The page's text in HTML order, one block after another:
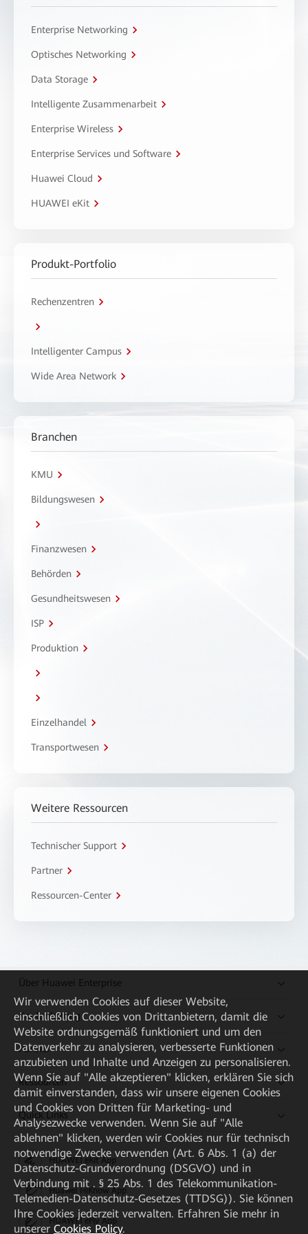
Enterprise Networking
Optisches Networking
Data Storage
Intelligente Zusammenarbeit
Enterprise Wireless
Enterprise Services und Software
Huawei Cloud
HUAWEI eKit
Produkt-Portfolio
Rechenzentren
Intelligenter Campus
Wide Area Network
Branchen
KMU
Bildungswesen
Finanzwesen
Behörden
Gesundheitswesen
ISP
Produktion
Einzelhandel
Transportwesen
Weitere Ressourcen
Technischer Support
Partner
Ressourcen-Center
Über Huawei Enterprise
Kaufanleitung
Partner
Ressourcen
Quick Links
HUAWEI eKit App
Huawei HiKnow App
HUAWEI eFly App
Wir verwenden Cookies auf dieser Website,
einschließlich Cookies von Drittanbietern, damit die
Website ordnungsgemäß funktioniert und um den
Datenverkehr zu analysieren, verbesserte Funktionen
anzubieten und Inhalte und Anzeigen zu personalisieren.
Wenn Sie auf "Alle akzeptieren" klicken, erklären Sie sich
damit einverstanden, dass wir unsere eigenen Cookies
und Cookies von Dritten für Marketing- und
Analysezwecke verwenden. Wenn Sie auf "Alle
ablehnen" klicken, werden wir Cookies nur für technisch
notwendige Zwecke verwenden (Art. 6 Abs. 1 (a) der
Datenschutz-Grundverordnung (DSGVO) und in
Verbindung mit . § 25 Abs. 1 des Telekommunikation-
Telemedien-Datenschutz-Gesetzes (TTDSG)). Sie können
Ihre Cookies jederzeit verwalten. Erfahren Sie mehr in
unserer Cookies Policy.